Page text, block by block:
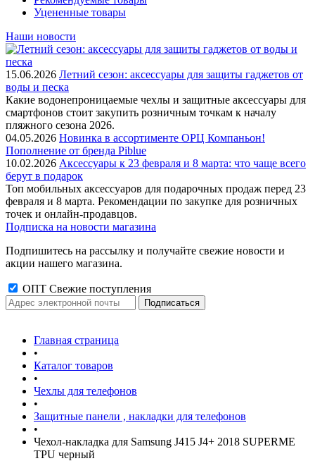
Уцененные товары
Наши новости
15.06.2026 Летний сезон: аксессуары для защиты гаджетов от
воды и песка
Какие водонепроницаемые чехлы и защитные аксессуары для
смартфонов стоит закупить розничным точкам к началу
пляжного сезона 2026.
04.05.2026 Новинка в ассортименте OРЦ Компаньон!
Пополнение от бренда Piblue
10.02.2026 Аксессуары к 23 февраля и 8 марта: что чаще всего
берут в подарок
Топ мобильных аксессуаров для подарочных продаж перед 23
февраля и 8 марта. Рекомендации по закупке для розничных
точек и онлайн-продавцов.
Подписка на новости магазина
Подпишитесь на рассылку и получайте свежие новости и
акции нашего магазина.
ОПТ Свежие поступления
Главная страница
•
Каталог товаров
•
Чехлы для телефонов
•
Защитные панели , накладки для телефонов
•
Чехол-накладка для Samsung J415 J4+ 2018 SUPERME
TPU черный